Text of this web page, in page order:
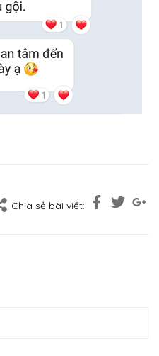
Chia sẻ bài viết: